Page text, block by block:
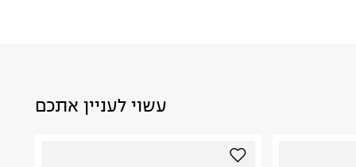
עשוי לעניין אתכם